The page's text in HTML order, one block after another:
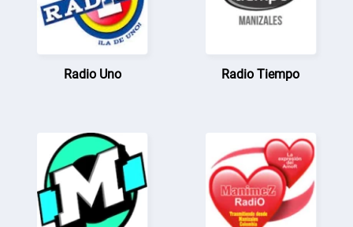
Radio Uno Radio Tiempo